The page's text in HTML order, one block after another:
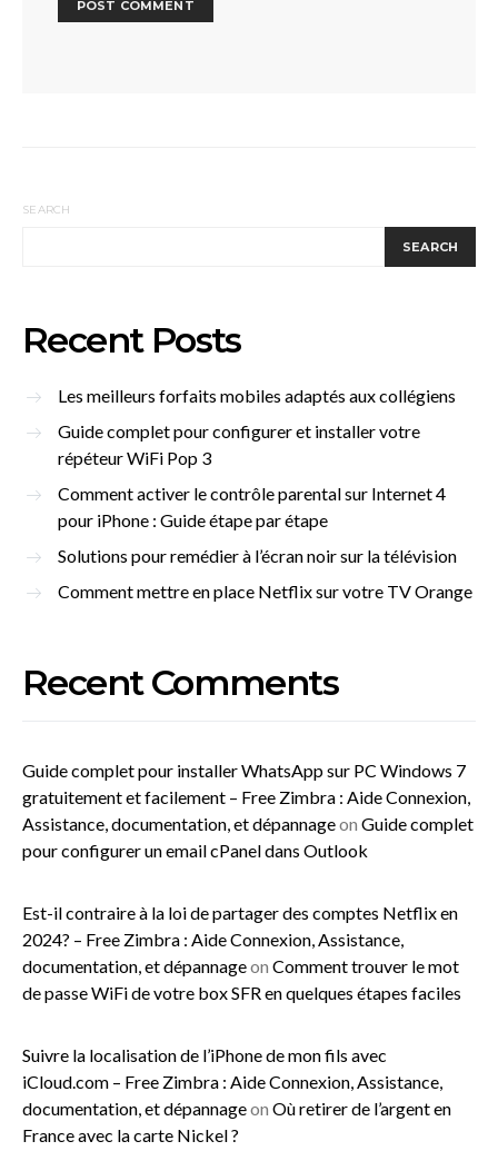
SEARCH
SEARCH
Recent Posts
Les meilleurs forfaits mobiles adaptés aux collégiens
Guide complet pour configurer et installer votre
répéteur WiFi Pop 3
Comment activer le contrôle parental sur Internet 4
pour iPhone : Guide étape par étape
Solutions pour remédier à l’écran noir sur la télévision
Comment mettre en place Netflix sur votre TV Orange
Recent Comments
Guide complet pour installer WhatsApp sur PC Windows 7
gratuitement et facilement – Free Zimbra : Aide Connexion,
Assistance, documentation, et dépannageon Guide complet
pour configurer un email cPanel dans Outlook
Est-il contraire à la loi de partager des comptes Netflix en
2024? – Free Zimbra : Aide Connexion, Assistance,
documentation, et dépannageon Comment trouver le mot
de passe WiFi de votre box SFR en quelques étapes faciles
Suivre la localisation de l’iPhone de mon fils avec
iCloud.com – Free Zimbra : Aide Connexion, Assistance,
documentation, et dépannageon Où retirer de l’argent en
France avec la carte Nickel ?